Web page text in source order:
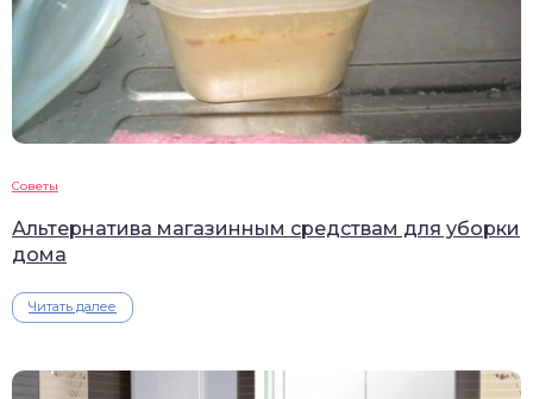
Советы
Альтернатива магазинным средствам для уборки
дома
Читать далее